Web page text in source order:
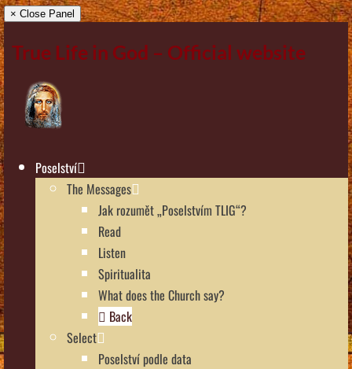
× Close Panel
True Life in God – Official website
Poselství
The Messages
Jak rozumět „Poselstvím TLIG“?
Read
Listen
Spiritualita
What does the Church say?
Back
Select
Poselství podle data